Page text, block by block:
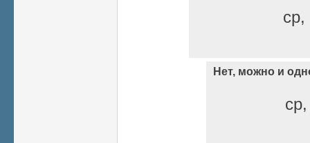
Нет, можно и